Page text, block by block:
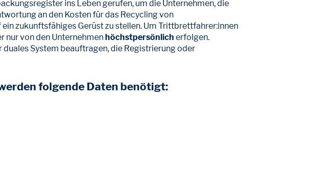
ins Leben gerufen, um die Unternehmen, die
an den Kosten für das Recycling von
zukunftsfähiges Gerüst zu stellen. Um Trittbrettfahrer:innen
nur von den Unternehmenhöchstpersönlich erfolgen.
System beauftragen, die Registrierung oder
folgende Daten benötigt: